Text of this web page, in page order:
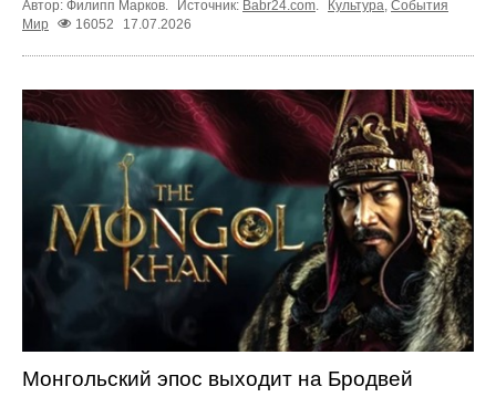
Автор: Филипп Марков. Источник: Babr24.com. Культура, События
Мир
16052 17.07.2026
Монгольский эпос выходит на Бродвей